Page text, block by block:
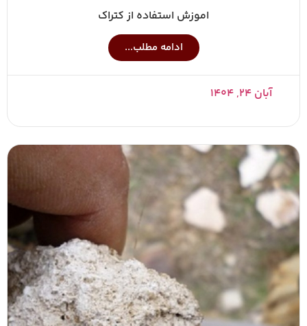
اموزش استفاده از کتراک
ادامه مطلب...
آبان ۲۴, ۱۴۰۴